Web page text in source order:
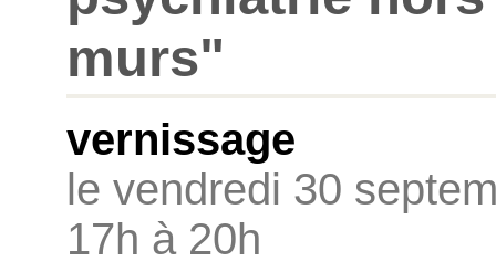
murs"
vernissage
le vendredi 30
17h à 20h